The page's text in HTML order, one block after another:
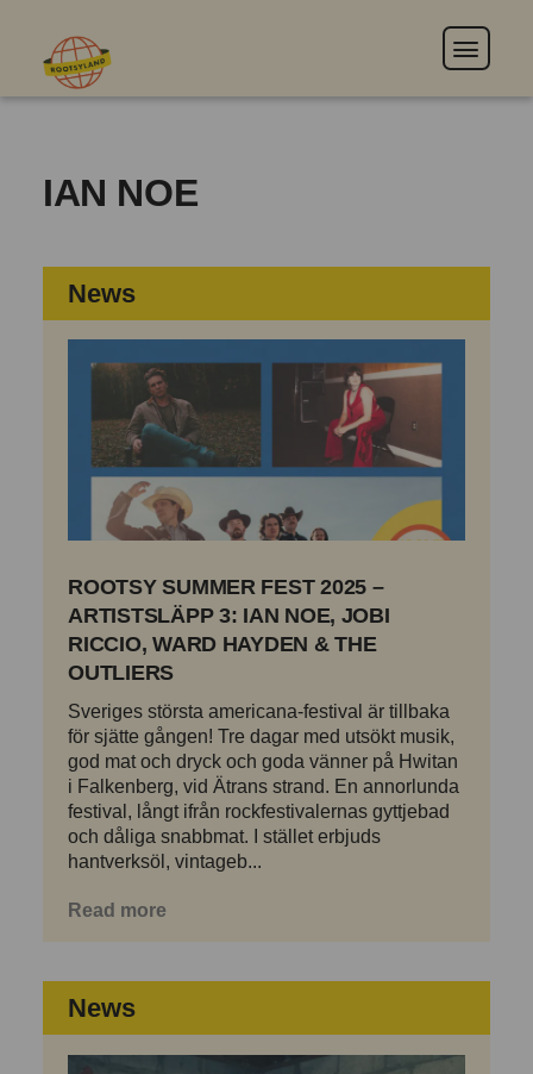
IAN NOE
News
ROOTSY SUMMER FEST 2025 –
ARTISTSLÄPP 3: IAN NOE, JOBI
RICCIO, WARD HAYDEN & THE
OUTLIERS
Sveriges största americana-festival är tillbaka
för sjätte gången! Tre dagar med utsökt musik,
god mat och dryck och goda vänner på Hwitan
i Falkenberg, vid Ätrans strand. En annorlunda
festival, långt ifrån rockfestivalernas gyttjebad
och dåliga snabbmat. I stället erbjuds
hantverksöl, vintageb...
Read more
News